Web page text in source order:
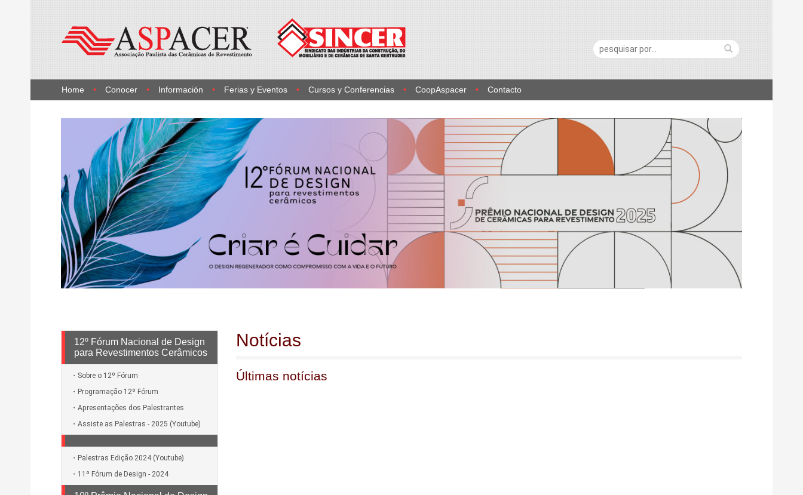
Home Conocer Información Ferias y Eventos Cursos y Conferencias CoopAspacer Contacto
Pesquisa:
12º Fórum Nacional de Design
para Revestimentos Cerâmicos
Sobre o 12º Fórum
Programação 12º Fórum
Apresentações dos Palestrantes
Assiste as Palestras - 2025 (Youtube)
Palestras Edição 2024 (Youtube)
11º Fórum de Design - 2024
Notícias
Últimas notícias